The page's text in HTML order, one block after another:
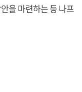
을 마련하는 등 나프